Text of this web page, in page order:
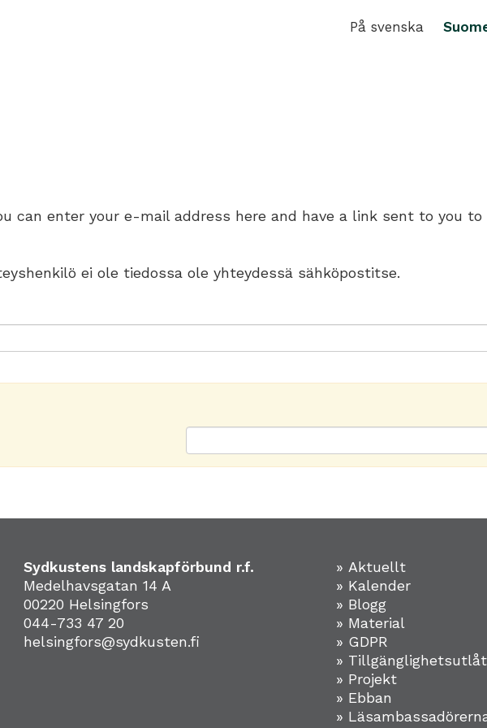
På svenska
can enter your e-mail address here and have a link sent to you
ei ole tiedossa ole yhteydessä sähköpostitse.
Sydkustens landskapförbund r.f.
Medelhavsgatan 14 A
00220 Helsingfors
044-733 47 20
helsingfors@sydkusten.fi
» Aktuellt
» Kalender
» Blogg
» Material
» GDPR
»
» Projekt
» Ebban
»